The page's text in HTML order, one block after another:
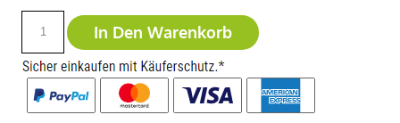
In Den Warenkorb